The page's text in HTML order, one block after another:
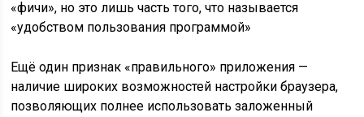
«фичи», но это лишь часть того, что называется
«удобством пользования программой»
Ещё один признак «правильного» приложения —
наличие широких возможностей настройки браузера,
позволяющих полнее использовать заложенный